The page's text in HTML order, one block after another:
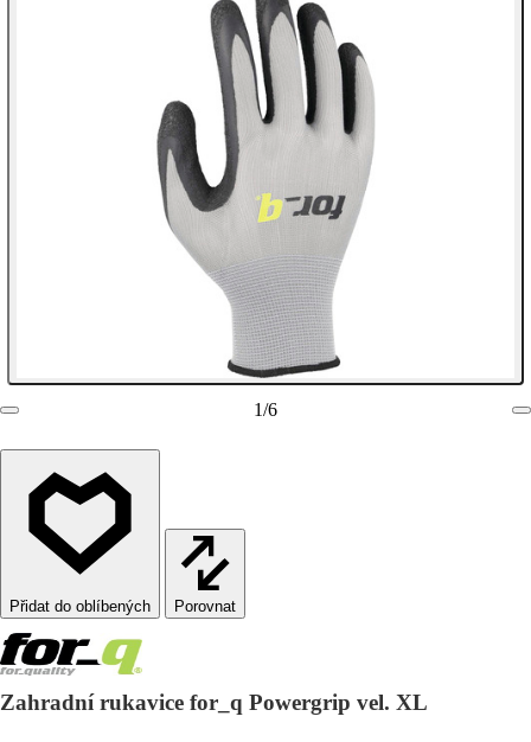
1/6
Porovnat
Zahradní rukavice for_q Powergrip vel. XL